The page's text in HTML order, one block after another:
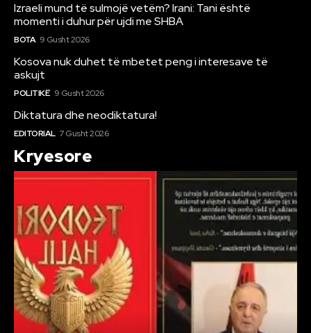
Izraeli mund të sulmojë vetëm? Irani: Tani është
momenti i duhur për ujdi me SHBA
BOTA 9 Gusht 2026
Kosova nuk duhet të mbetet peng i interesave të
askujt
POLITIKË 9 Gusht 2026
Diktatura dhe neodiktatura!
EDITORIAL 7 Gusht 2026
Kryesore